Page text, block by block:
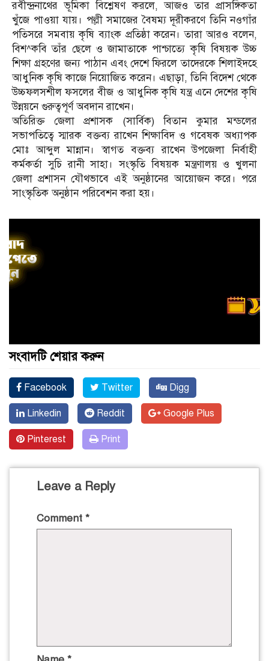
রবীন্দ্রনাথের ভূমিকা বিশ্লেষণ করলে, আজও তার প্রাসঙ্গিকতা
খুঁজে পাওয়া যায়। পল্লী সমাজের বৈষম্য দূরীকরণে তিনি নওগাঁর
পতিসরে সমবায় কৃষি ব্যাংক প্রতিষ্ঠা করেন। তারা আরও বলেন,
বিশ^কবি তাঁর ছেলে ও জামাতাকে পাশ্চাত্যে কৃষি বিষয়ক উচ্চ
শিক্ষা গ্রহণের জন্য পাঠান এবং দেশে ফিরলে তাদেরকে শিলাইদহে
আধুনিক কৃষি কাজে নিয়োজিত করেন। এছাড়া, তিনি বিদেশ থেকে
উচ্চফলসশীল ফসলের বীজ ও আধুনিক কৃষি যন্ত্র এনে দেশের কৃষি
উন্নয়নে গুরুত্বপূর্ণ অবদান রাখেন।
অতিরিক্ত জেলা প্রশাসক (সার্বিক) বিতান কুমার মন্ডলের
সভাপতিত্বে স্মারক বক্তব্য রাখেন শিক্ষাবিদ ও গবেষক অধ্যাপক
মোঃ আব্দুল মান্নান। স্বাগত বক্তব্য রাখেন উপজেলা নির্বাহী
কর্মকর্তা সুচি রানী সাহা। সংস্কৃতি বিষয়ক মন্ত্রণালয় ও খুলনা
জেলা প্রশাসন যৌথভাবে এই অনুষ্ঠানের আয়োজন করে। পরে
সাংস্কৃতিক অনুষ্ঠান পরিবেশন করা হয়।
সংবাদটি শেয়ার করুন
Facebook Twitter Digg
Linkedin Reddit Google Plus
Pinterest Print
Leave a Reply
Comment *